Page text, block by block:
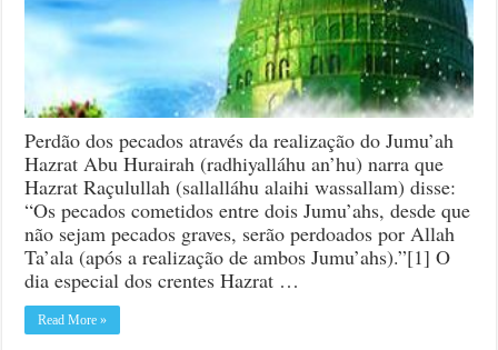
Perdão dos pecados através da realização do Jumu’ah
Hazrat Abu Hurairah (radhiyalláhu an’hu) narra que
Hazrat Raçulullah (sallalláhu alaihi wassallam) disse:
“Os pecados cometidos entre dois Jumu’ahs, desde que
não sejam pecados graves, serão perdoados por Allah
Ta’ala (após a realização de ambos Jumu’ahs).”[1] O
dia especial dos crentes Hazrat …
Read More »